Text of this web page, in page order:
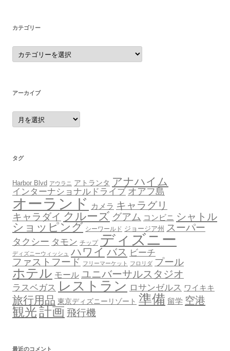
カテゴリー
カ
テ
ゴ
アーカイブ
ア
ー
カ
タグ
Harbor Blvd アウラニ アトランタ アナハイム
インターナショナルドライブ オアフ島
オーランド カメラ キャラグリ
キャラダイ クルーズ グアム コンビニ シャトル
ショッピング シーワールド ジョージア州 スーパー
タクシー タモン チップ ディズニー
ディズニーウィッシュ ハワイ バス ビーチ
ファストフード フリーマーケット フロリダ プール
ホテル モール ユニバーサルスタジオ
ラスベガス レストラン ロサンゼルス ワイキキ
旅行用品 東京ディズニーリゾート 準備 留学 空港
観光計画 飛行機
最近のコメント